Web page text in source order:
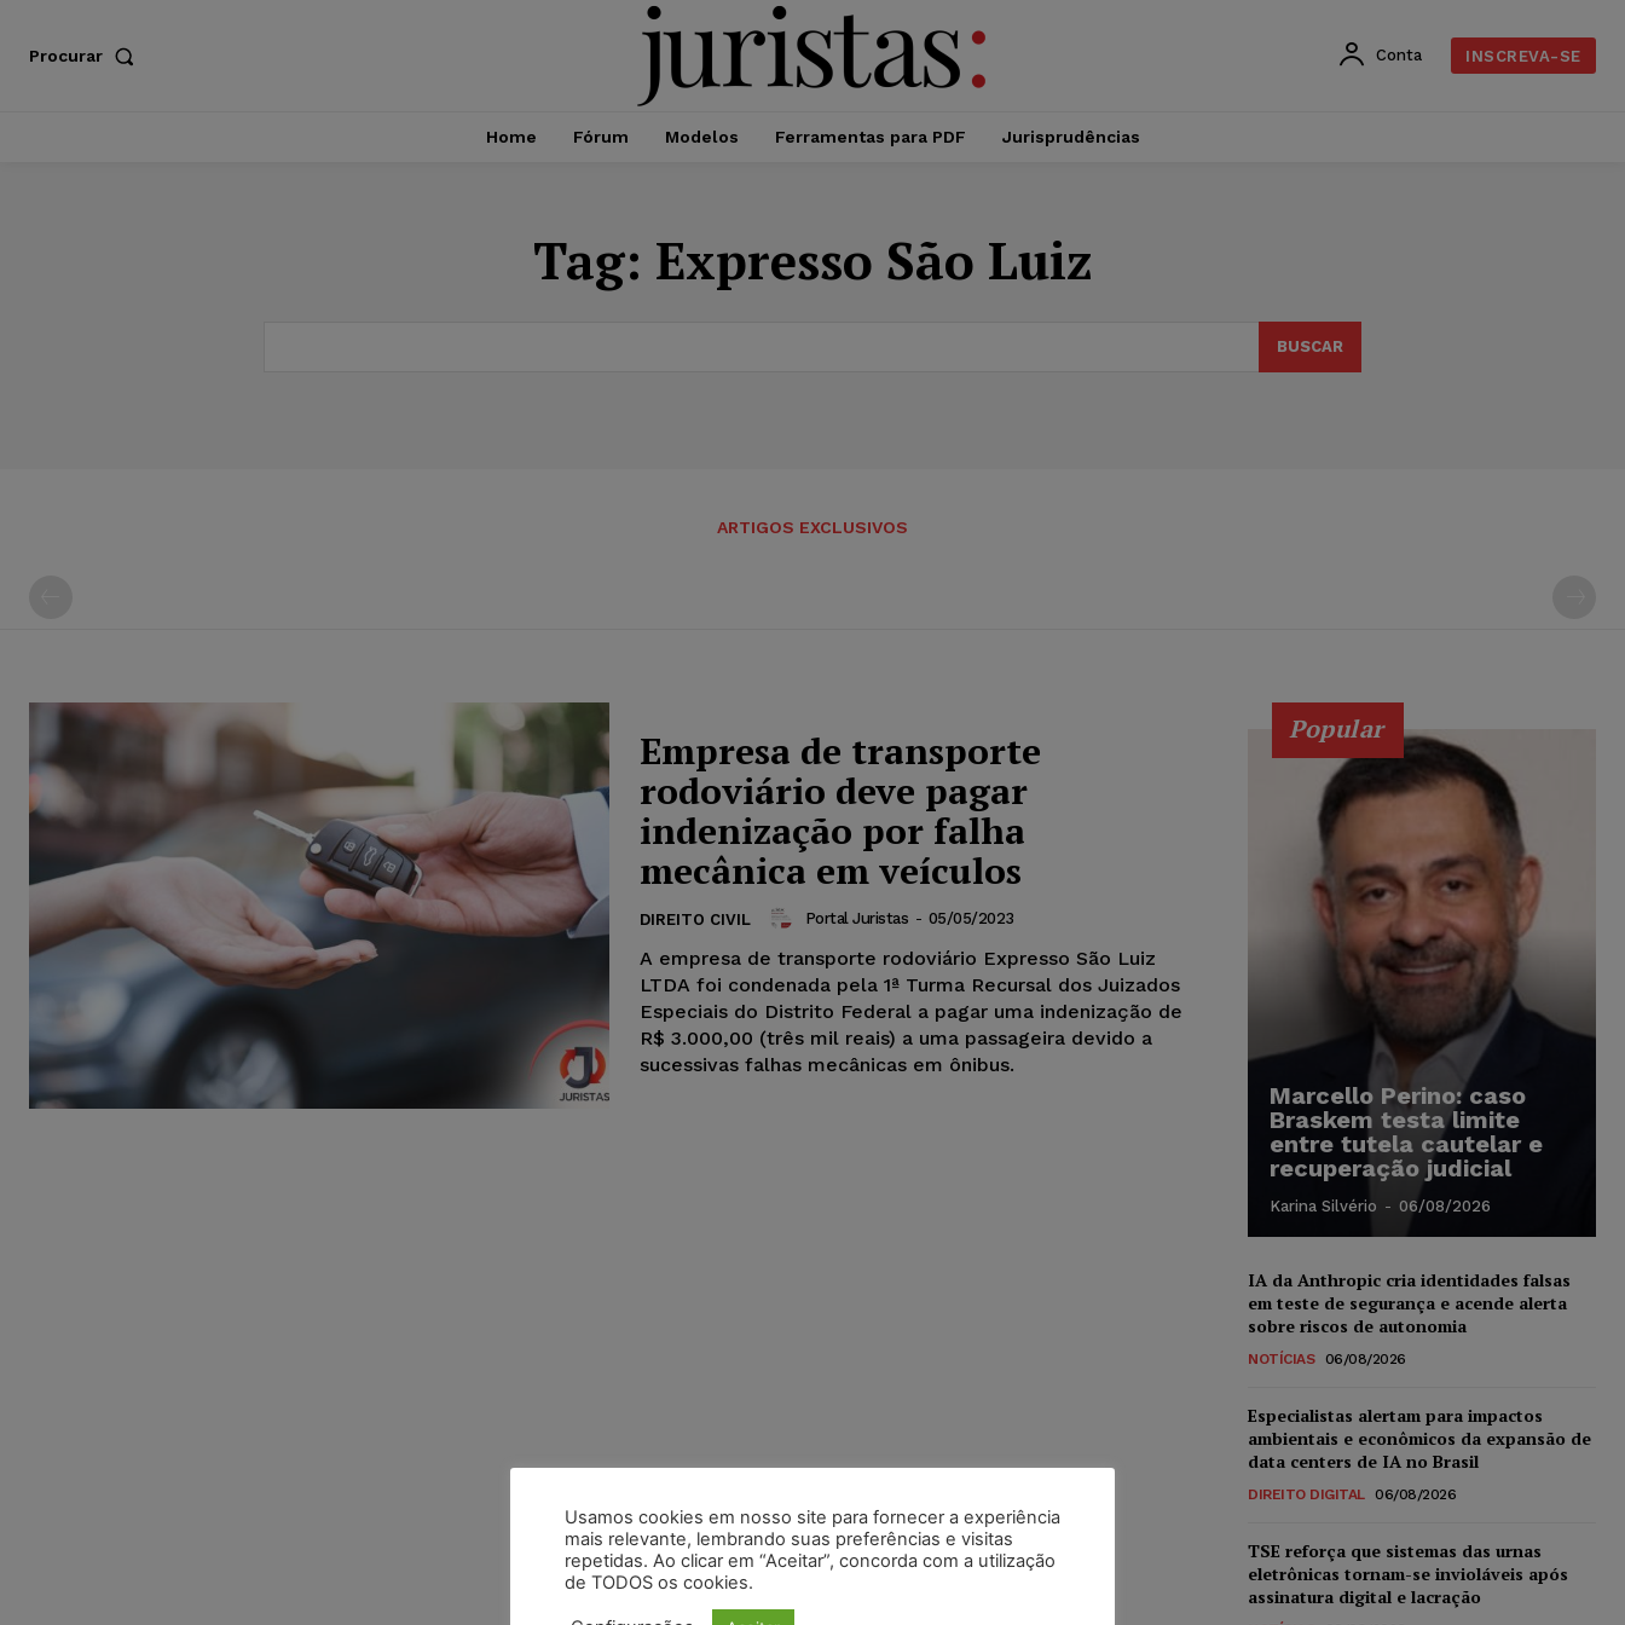
Procurar Conta INSCREVA-SE
Home Fórum Modelos Ferramentas para PDF Jurisprudências
Tag: Expresso São Luiz
BUSCAR
ARTIGOS EXCLUSIVOS
Empresa de transporte
rodoviário deve pagar
indenização por falha
mecânica em veículos
DIREITO CIVIL Portal Juristas - 05/05/2023
A empresa de transporte rodoviário Expresso São Luiz
LTDA foi condenada pela 1ª Turma Recursal dos Juizados
Especiais do Distrito Federal a pagar uma indenização de
R$ 3.000,00 (três mil reais) a uma passageira devido a
sucessivas falhas mecânicas em ônibus.
Popular
Marcello Perino: caso
Braskem testa limite
entre tutela cautelar e
recuperação judicial
Karina Silvério - 06/08/2026
IA da Anthropic cria identidades falsas
em teste de segurança e acende alerta
sobre riscos de autonomia
NOTÍCIAS 06/08/2026
Especialistas alertam para impactos
ambientais e econômicos da expansão de
data centers de IA no Brasil
DIREITO DIGITAL 06/08/2026
TSE reforça que sistemas das urnas
eletrônicas tornam-se invioláveis após
assinatura digital e lacração
Usamos cookies em nosso site para fornecer a experiência
mais relevante, lembrando suas preferências e visitas
repetidas. Ao clicar em “Aceitar”, concorda com a utilização
de TODOS os cookies.